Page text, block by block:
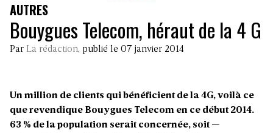
AUTRES
Bouygues Telecom, héraut de la 4 G
Par La rédaction, publié le 07 janvier 2014
Un million de clients qui bénéficient de la 4G, voilà ce
que revendique Bouygues Telecom en ce début 2014.
63 % de la population serait concernée, soit —